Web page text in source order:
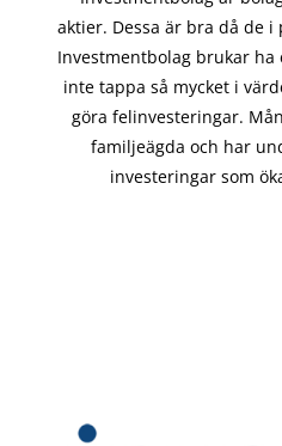
aktier. Dessa är bra då de i
Investmentbolag brukar
inte tappa så mycket i
göra felinvesteringar.
familjeägda och har
investeringar som